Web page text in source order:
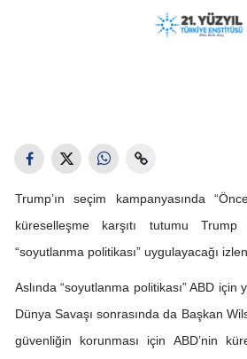
Trump’ın seçim kampanyasında
küreselleşme karşıtı tutumu
“soyutlanma politikası” uygulayacağı
Aslında “soyutlanma politikası” ABD
Dünya Savaşı sonrasında da Başkan
güvenliğin korunması için ABD’nin